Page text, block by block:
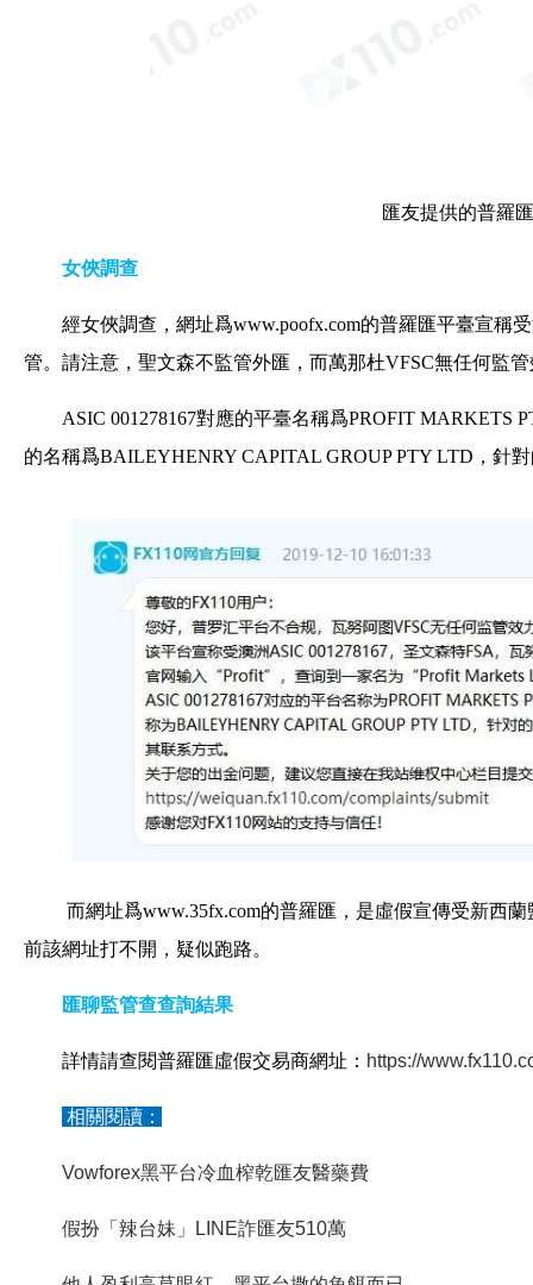
匯友提供的普羅
女俠調查
經女俠調查，網址爲www.poofx.com的普羅匯平臺宣稱
管。請注意，聖文森不監管外匯，而萬那杜VFSC無任何監
ASIC 001278167對應的平臺名稱爲PROFIT
的名稱爲BAILEYHENRY CAPITAL GROUP PTY LTD，針
而網址爲www.35fx.com的普羅匯，是虛假宣傳受新西
前該網址打不開，疑似跑路。
匯聊監管查查詢結果
詳情請查閱普羅匯虛假交易商網址： https://
相關閱讀：
Vowforex黑平台冷血榨乾匯友醫藥費
假扮「辣台妹」LINE詐匯友510萬